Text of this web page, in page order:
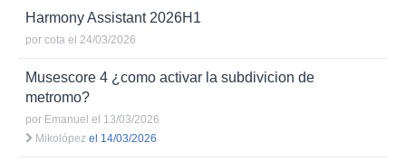
Harmony Assistant 2026H1
por cota el 24/03/2026
Musescore 4 ¿como activar la subdivicion de
metromo?
por Emanuel el 13/03/2026
Mikolópez el 14/03/2026